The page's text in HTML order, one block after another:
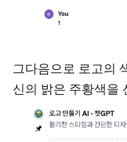
그다음으로 로고의
신의 밝은 주황색을